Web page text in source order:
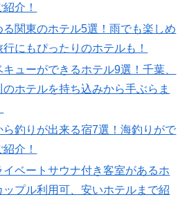
介！
る関東のホテル5選！雨でも楽しめ
にもぴったりのホテルも！
ューができるホテル9選！千葉、
ホテルを持ち込みから手ぶらま
ら釣りが出来る宿7選！海釣りがで
介！
イベートサウナ付き客室があるホ
ップル利用可、安いホテルまで紹